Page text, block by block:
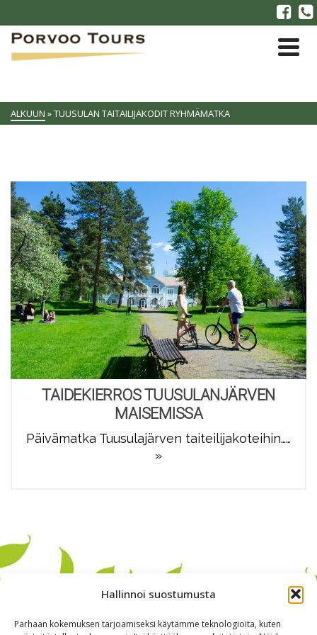
Hallinnoi suostumusta
Parhaan kokemuksen tarjoamiseksi käytämme teknologioita, kuten
ALKUUN »TUUSULAN TAITAILIJAKODIT RYHMÄMATKA
TAIDEKIERROS TUUSULANJÄRVEN
MAISEMISSA
Päivämatka Tuusulajärven taiteilijakoteihin……
»